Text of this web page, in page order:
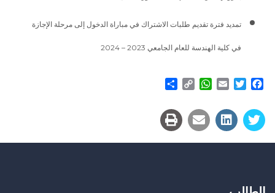
تمديد فترة تقديم طلبات الاشتراك في مباراة الدخول إلى مرحلة الإجازة
في كلية الهندسة للعام الجامعي 2023 – 2024
Facebook
Twitter
Email
WhatsApp
Copy